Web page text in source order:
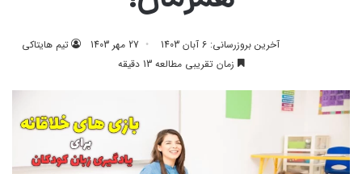
تیم هایتاکی 27 مهر 1403
آخرین بروزرسانی: 6 آبان 1403
زمان تقریبی مطالعه 13 دقیقه